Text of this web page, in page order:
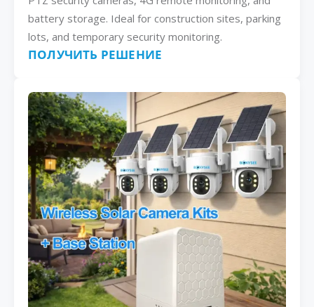
battery storage. Ideal for construction sites, parking
lots, and temporary security monitoring.
ПОЛУЧИТЬ РЕШЕНИЕ